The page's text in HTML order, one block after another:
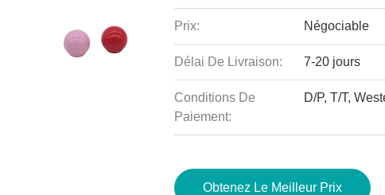
Prix: Négociable
Délai De Livraison: 7-20 jours
Conditions De
Paiement:
D/P, T/T,
Obtenez Le Meilleur Prix